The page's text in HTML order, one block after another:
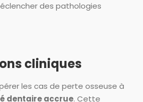
des pathologies
cliniques
les cas de perte osseuse à
dentaire accrue. Cette